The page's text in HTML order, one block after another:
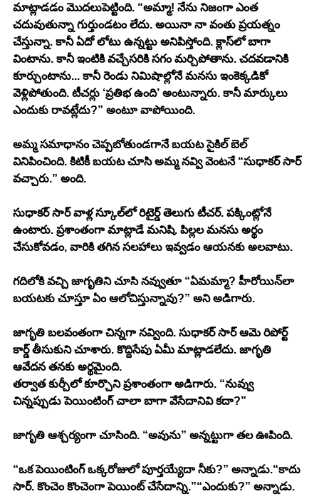
మాట్లాడడం మొదలుపెట్టింది. “అమ్మా! నేను నిజంగా ఎంత
చదువుతున్నా గుర్తుండటం లేదు. అయినా నా వంతు ప్రయత్నం
చేస్తున్నా. కానీ ఏదో లోటు ఉన్నట్టు అనిపిస్తోంది. క్లాస్‌లో బాగా
వింటాను. కానీ ఇంటికి వచ్చేసరికి సగం మర్చిపోతాను. చదవడానికి
కూర్చుంటాను... కానీ రెండు నిమిషాల్లోనే మనసు ఇంకెక్కడికో
వెళ్లిపోతుంది. టీచర్లు ‘ప్రతిభ ఉంది’ అంటున్నారు. కానీ మార్కులు
ఎందుకు రావట్లేదు?” అంటూ వాపోయింది.
అమ్మ సమాధానం చెప్పబోతుండగానే బయట సైకిల్ బెల్
వినిపించింది. కిటికీ బయట చూసి అమ్మ నవ్వి వెంటనే “సుధాకర్ సార్
వచ్చారు.” అంది.
సుధాకర్ సార్ వాళ్ల స్కూల్‌లో రిటైర్డ్ తెలుగు టీచర్. పక్కింట్లోనే
ఉంటారు. ప్రశాంతంగా మాట్లాడే మనిషి. పిల్లల మనసు అర్థం
చేసుకోవడం, వారికి తగిన సలహాలు ఇవ్వడం ఆయనకు అలవాటు.
గదిలోకి వచ్చి జాగృతిని చూసి నవ్వుతూ “ఏమమ్మా? హీరోయిన్‌లా
బయటకు చూస్తూ ఏం ఆలోచిస్తున్నావు?” అని అడిగారు.
జాగృతి బలవంతంగా చిన్నగా నవ్వింది. సుధాకర్ సార్ ఆమె రిపోర్ట్
కార్డ్ తీసుకుని చూశారు. కొద్దిసేపు ఏమీ మాట్లాడలేదు. జాగృతి
ఆవేదన తనకు అర్థమైంది.
తర్వాత కుర్చీలో కూర్చొని ప్రశాంతంగా అడిగారు. “నువ్వు
చిన్నప్పుడు పెయింటింగ్ చాలా బాగా వేసేదానివి కదా?”
జాగృతి ఆశ్చర్యంగా చూసింది. “అవును” అన్నట్టుగా తల ఊపింది.
“ఒక పెయింటింగ్ ఒక్కరోజులో పూర్తయ్యేదా నీకు?” అన్నాడు.“కాదు
సార్. కొంచెం కొంచెంగా పెయింట్ చేసేదాన్ని.”“ఎందుకు?” అన్నాడు.